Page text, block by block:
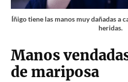
Íñigo tiene las manos muy dañadas a
heridas.
Manos
de mariposa